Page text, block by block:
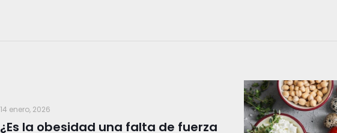
14 enero, 2026
¿Es la obesidad una falta de fuerza